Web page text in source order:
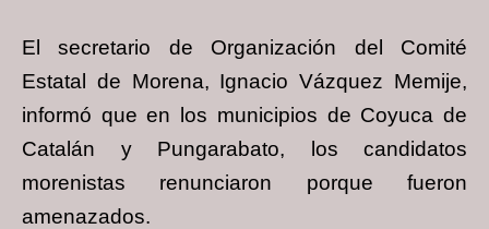
El secretario de Organización del Comité
Estatal de Morena, Ignacio Vázquez Memije,
informó que en los municipios de Coyuca de
Catalán y Pungarabato, los candidatos
morenistas renunciaron porque fueron
amenazados.